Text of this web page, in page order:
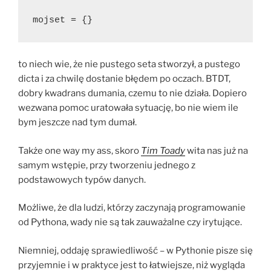
mojset = {}
to niech wie, że nie pustego seta stworzył, a pustego
dicta i za chwilę dostanie błędem po oczach. BTDT,
dobry kwadrans dumania, czemu to nie działa. Dopiero
wezwana pomoc uratowała sytuację, bo nie wiem ile
bym jeszcze nad tym dumał.
Także one way my ass, skoro Tim Toadywita nas już na
samym wstępie, przy tworzeniu jednego z
podstawowych typów danych.
Możliwe, że dla ludzi, którzy zaczynają programowanie
od Pythona, wady nie są tak zauważalne czy irytujące.
Niemniej, oddaję sprawiedliwość – w Pythonie pisze się
przyjemnie i w praktyce jest to łatwiejsze, niż wygląda